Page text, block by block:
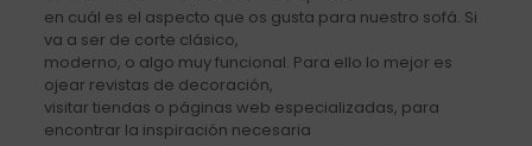
en cuál es el aspecto que os gusta para nuestro sofá. Si
va a ser de corte clásico,
moderno, o algo muy funcional. Para ello lo mejor es
ojear revistas de decoración,
visitar tiendas o páginas web especializadas, para
encontrar la inspiración necesaria